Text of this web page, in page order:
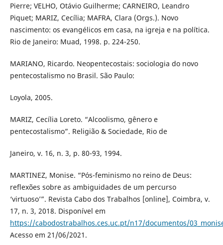
Pierre; VELHO, Otávio Guilherme; CARNEIRO, Leandro
Piquet; MARIZ, Cecília; MAFRA, Clara (Orgs.). Novo
nascimento: os evangélicos em casa, na igreja e na política.
Rio de Janeiro: Muad, 1998. p. 224-250.
MARIANO, Ricardo. Neopentecostais: sociologia do novo
pentecostalismo no Brasil. São Paulo:
Loyola, 2005.
MARIZ, Cecília Loreto. “Alcoolismo, gênero e
pentecostalismo”. Religião & Sociedade, Rio de
Janeiro, v. 16, n. 3, p. 80-93, 1994.
MARTINEZ, Monise. “Pós-feminismo no reino de Deus:
reflexões sobre as ambiguidades de um percurso
‘virtuoso’”. Revista Cabo dos Trabalhos [online], Coimbra, v.
17, n. 3, 2018. Disponível em
https://cabodostrabalhos.ces.uc.pt/n17/documentos/
Acesso em 21/06/2021.